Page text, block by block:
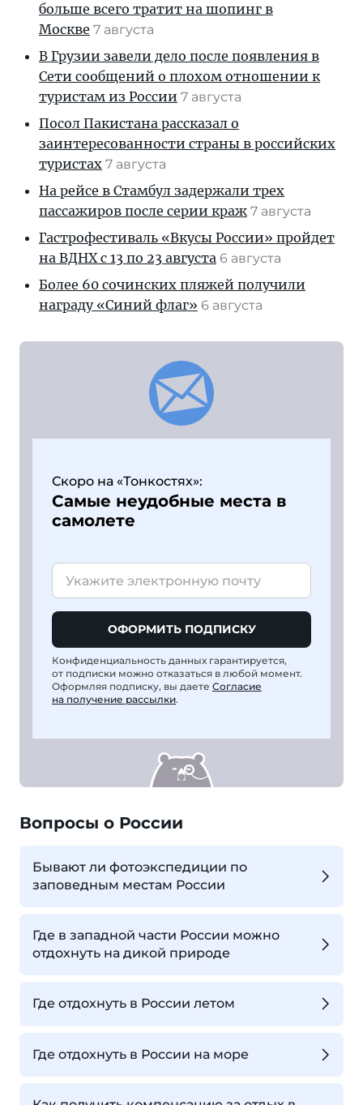
больше всего тратит на шопинг в
Москве 7 августа
В Грузии завели дело после появления в
Сети сообщений о плохом отношении к
туристам из России 7 августа
Посол Пакистана рассказал о
заинтересованности страны в российских
туристах 7 августа
На рейсе в Стамбул задержали трех
пассажиров после серии краж 7 августа
Гастрофестиваль «Вкусы России» пройдет
на ВДНХ с 13 по 23 августа 6 августа
Более 60 сочинских пляжей получили
награду «Синий флаг» 6 августа
Скоро на «Тонкостях»:
Самые неудобные места в
самолете
ОФОРМИТЬ ПОДПИСКУ
Конфиденциальность данных гарантируется,
от подписки можно отказаться в любой момент.
Оформляя подписку, вы даете Согласие
на получение рассылки.
Вопросы о России
Бывают ли фотоэкспедиции по
заповедным местам России
Где в западной части России можно
отдохнуть на дикой природе
Где отдохнуть в России летом
Где отдохнуть в России на море